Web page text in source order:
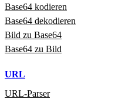
Base64 kodieren
Base64 dekodieren
Bild zu Base64
Base64 zu Bild
URL
URL‑Parser